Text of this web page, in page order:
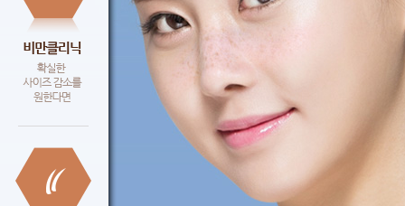
문신제거
아쿠